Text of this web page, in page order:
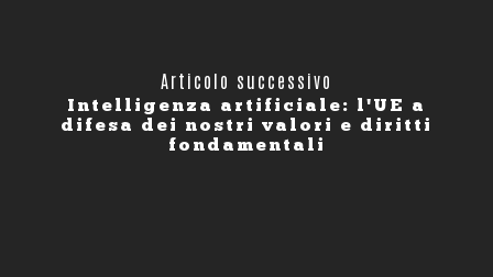
Articolo successivo
Intelligenza artificiale: l'UE a
difesa dei nostri valori e diritti
fondamentali